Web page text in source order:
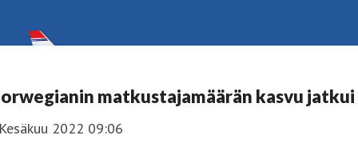
matkustajamäärän kasvu jatkui
2022 09:06